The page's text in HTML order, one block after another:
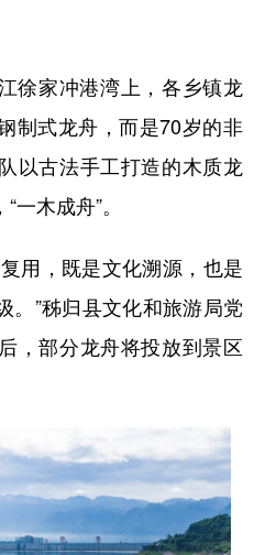
家冲港湾上，各乡镇龙
制式龙舟，而是70岁的非
以古法手工打造的木质龙
木成舟”。
，既是文化溯源，也是
。”秭归县文化和旅游局党
，部分龙舟将投放到景区